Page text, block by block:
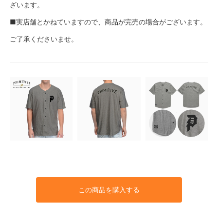
ざいます。
■実店舗とかねていますので、商品が完売の場合がございます。
ご了承くださいませ。
この商品を購入する